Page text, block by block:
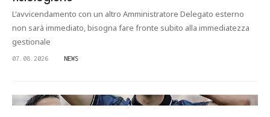
L'avvicendamento con un altro Amministratore Delegato esterno
non sarà immediato, bisogna fare fronte subito alla immediatezza
gestionale
07.08.2026 NEWS